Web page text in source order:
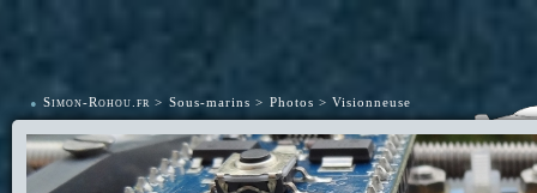
• Simon-Rohou.fr Sous-marins Photos Visionneuse